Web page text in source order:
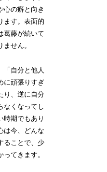
心の癖と向き
ます。表面的
葛藤が続いて
せん。
「自分と他人
に頑張りすぎ
り、逆に自分
なくなってし
時期でもあり
は今、どんな
ることで、少
てきます。